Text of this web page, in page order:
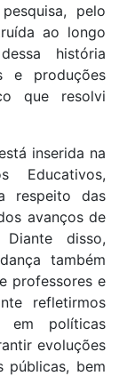
pelo
ao longo
história
e produções
que resolvi
inserida na
Educativos,
respeito das
avanços de
disso,
também
professores e
refletirmos
em políticas
evoluções
públicas, bem